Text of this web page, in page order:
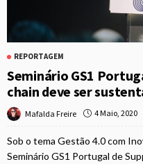
REPORTAGEM
Seminário GS1
chain deve ser
Mafalda Freire 4 Maio, 2020
Sob o tema Gestão 4.0 com
Seminário GS1 Portugal de